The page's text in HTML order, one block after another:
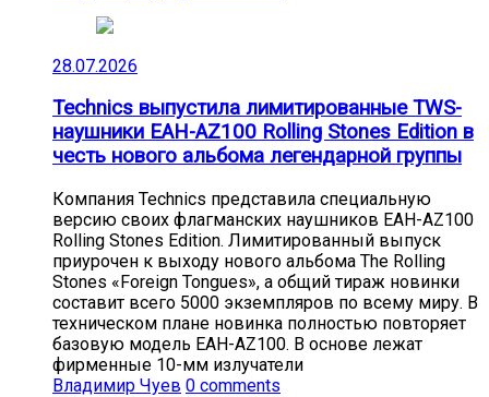
28.07.2026
Technics выпустила лимитированные TWS-
наушники EAH-AZ100 Rolling Stones Edition в
честь нового альбома легендарной группы
Компания Technics представила специальную
версию своих флагманских наушников EAH-AZ100
Rolling Stones Edition. Лимитированный выпуск
приурочен к выходу нового альбома The Rolling
Stones «Foreign Tongues», а общий тираж новинки
составит всего 5000 экземпляров по всему миру. В
техническом плане новинка полностью повторяет
базовую модель EAH-AZ100. В основе лежат
фирменные 10-мм излучатели
Владимир Чуев 0 comments